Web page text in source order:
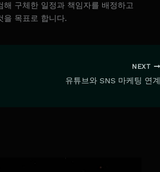
해 구체한 일정과 책임자를 배정하고
을 목표로 합니다.
NEXT
유튜브와 SNS 마케팅 연계